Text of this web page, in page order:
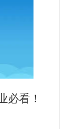
必看！